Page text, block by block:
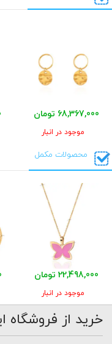
68,367,000 تومان
موجود در انبار
محصولات مکمل
22,498,000 تومان
موجود در انبار
خرید از فروشگاه